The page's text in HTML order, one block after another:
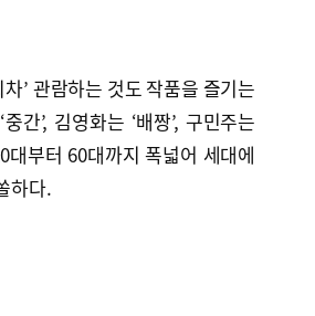
’ 관람하는 것도 작품을 즐기는
간’, 김영화는 ‘배짱’, 구민주는
대부터 60대까지 폭넓어 세대에
하다.